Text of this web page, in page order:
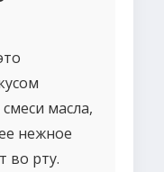
масла,
нежное
во рту.